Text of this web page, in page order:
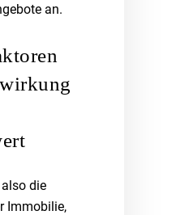
an.
die
Immobilie,